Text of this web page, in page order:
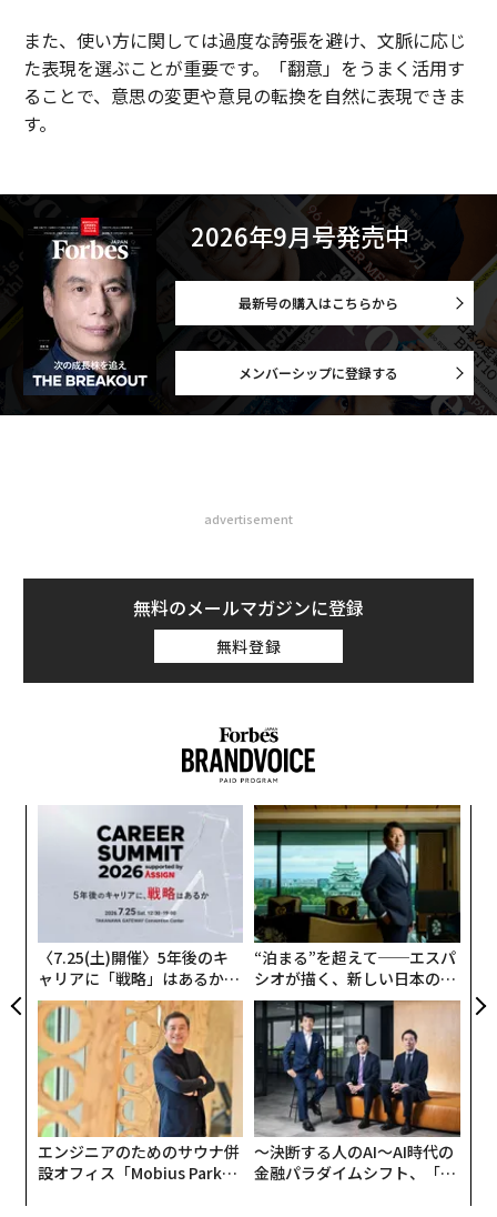
また、使い方に関しては過度な誇張を避け、文脈に応じ
た表現を選ぶことが重要です。「翻意」をうまく活用す
ることで、意思の変更や意見の転換を自然に表現できま
す。
2026年9月号発売中
最新号の購入はこちらから
メンバーシップに登録する
advertisement
無料のメールマガジンに登録
無料登録
〈7.25(土)開催〉5年後のキ
ャリアに「戦略」はあるか。
トップエグゼクティブのキャ
リアに触れる1日│CAREER S
UMMIT 2026
“泊まる”を超えて──エスパ
シオが描く、新しい日本のラ
グジュアリー（前編）
エンジニアのためのサウナ併
設オフィス「Mobius Park」
〜決断する人のAI〜AI時代の
金融パラダイムシフト、「超